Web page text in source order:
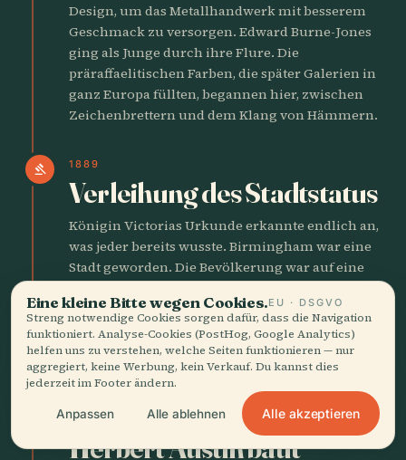
Design, um das Metallhandwerk mit besserem
Geschmack zu versorgen. Edward Burne-Jones
ging als Junge durch ihre Flure. Die
präraffaelitischen Farben, die später Galerien in
ganz Europa füllten, begannen hier, zwischen
Zeichenbrettern und dem Klang von Hämmern.
gavel 1889
Verleihung des Stadtstatus
Königin Victorias Urkunde erkannte endlich an,
was jeder bereits wusste. Birmingham war eine
Stadt geworden. Die Bevölkerung war auf eine
halbe Million angewachsen. Der Rauch aus
tausend Schornsteinen bewies den Punkt besser
als jedes Dokument.
MOTOR CITY
1905
Herbert Austin baut
Eine kleine Bitte wegen Cookies.EU · DSGVO
Streng notwendige Cookies sorgen dafür, dass die Navigation
funktioniert. Analyse-Cookies (PostHog, Google Analytics)
helfen uns zu verstehen, welche Seiten funktionieren — nur
aggregiert, keine Werbung, kein Verkauf. Du kannst dies
jederzeit im Footer ändern.
Anpassen Alle ablehnen Alle akzeptieren